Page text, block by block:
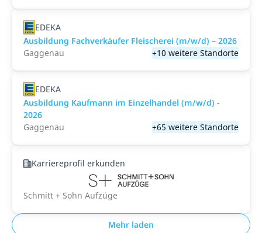
EDEKA
Ausbildung Fachverkäufer Fleischerei (m/w/d) – 2026
Gaggenau
+10 weitere Standorte
EDEKA
Ausbildung Kaufmann im Einzelhandel (m/w/d) -
2026
Gaggenau
+65 weitere Standorte
Karriereprofil erkunden
Schmitt + Sohn Aufzüge
Mehr laden